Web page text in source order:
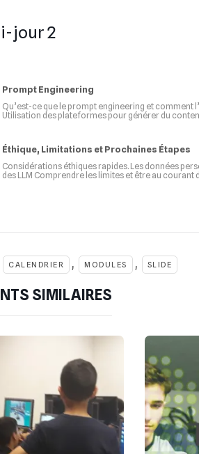
jour 2
Prompt Engineering
Qu’est-ce que le prompt engineering et comment
Utilisation des plateformes pour générer du
Éthique, Limitations et Prochaines Étapes
Considérations éthiques rapides. Les données
des LLM Comprendre les limites et être au courant
CALENDRIER , MODULES , SLIDE
SIMILAIRES